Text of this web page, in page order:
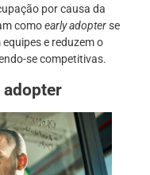
por causa da
comoearly adopterse
e reduzem o
se competitivas.
adopter